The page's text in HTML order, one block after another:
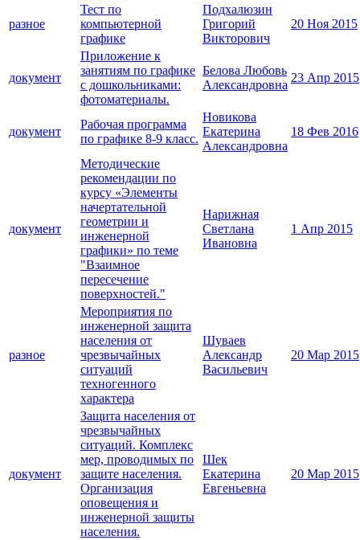
разное
Тест по
компьютерной
графике
Подхалюзин
Григорий
Викторович
20 Ноя 2015
документ
Приложение к
занятиям по графике
с дошкольниками:
фотоматериалы.
Белова Любовь
Александровна
23 Апр 2015
документ
Рабочая программа
по графике 8-9 класс.
Новикова
Екатерина
Александровна
18 Фев 2016
документ
Методические
рекомендации по
курсу «Элементы
начертательной
геометрии и
инженерной
графики» по теме
"Взаимное
пересечение
поверхностей."
Нарижная
Светлана
Ивановна
1 Апр 2015
разное
Мероприятия по
инженерной защита
населения от
чрезвычайных
ситуаций
техногенного
характера
Шуваев
Александр
Васильевич
20 Мар 2015
документ
Защита населения от
чрезвычайных
ситуаций. Комплекс
мер, проводимых по
защите населения.
Организация
оповещения и
инженерной защиты
населения.
Шек
Екатерина
Евгеньевна
20 Мар 2015